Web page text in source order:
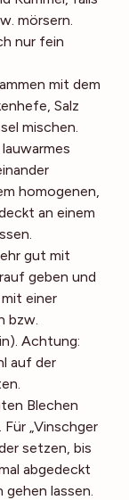
mörsern.
nur fein
mit dem
Salz
mischen.
homogenen,
an einem
gut mit
geben und
einer
bzw.
Achtung:
auf der
Blechen
„Vinschger
setzen, bis
abgedeckt
lassen.